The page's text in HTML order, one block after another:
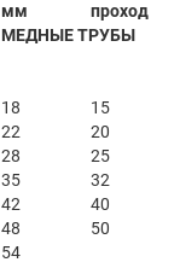
мм
проход
МЕДНЫЕ ТРУБЫ
18
15
22
20
28
25
35
32
42
40
48
50
54